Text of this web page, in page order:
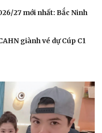
Podcast
Hạt giống tâm hồn
27 mới nhất: Bắc Ninh
giành vé dự Cúp C1